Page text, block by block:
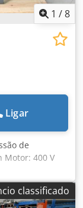
1 /8
Ligar
de
Motor: 400 V
da máquina:
5,5 kW
de
classificado